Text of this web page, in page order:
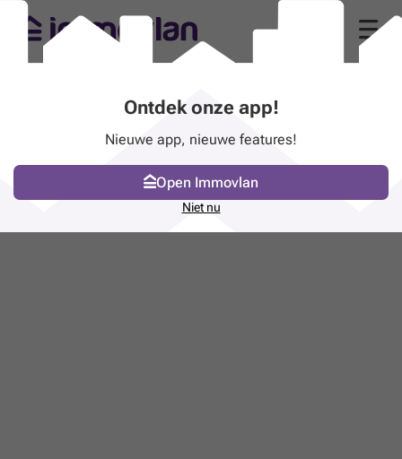
Ontdek onze app!
Nieuwe app, nieuwe features!
Open Immovlan
Niet nu